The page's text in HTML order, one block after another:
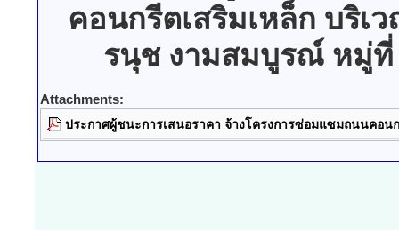
คอนกรีตเสริมเหล็ก บริ
รนุช งามสมบูรณ์ หมู่ที่
Attachments:
ประกาศผู้ชนะการเสนอราคา จ้างโครงการซ่อมแซมถนนคอน